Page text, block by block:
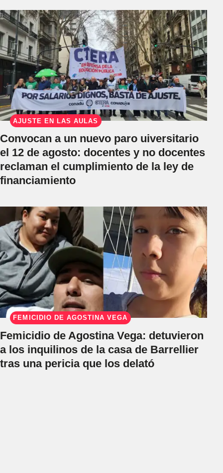
AJUSTE EN LAS AULAS
Convocan a un nuevo paro uiversitario
el 12 de agosto: docentes y no docentes
reclaman el cumplimiento de la ley de
financiamiento
FEMICIDIO DE AGOSTINA VEGA
Femicidio de Agostina Vega: detuvieron
a los inquilinos de la casa de Barrellier
tras una pericia que los delató